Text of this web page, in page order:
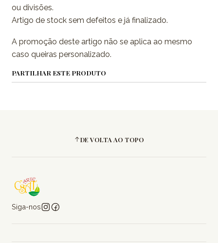
ou divisões.
Artigo de stock sem defeitos e já finalizado.
A promoção deste artigo não se aplica ao mesmo
caso queiras personalizado.
PARTILHAR ESTE PRODUTO
DE VOLTA AO TOPO
Siga-nos